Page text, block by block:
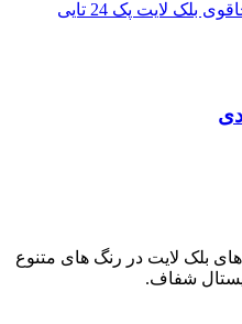
های بلک لایت در رنگ های متنوع
شفاف.